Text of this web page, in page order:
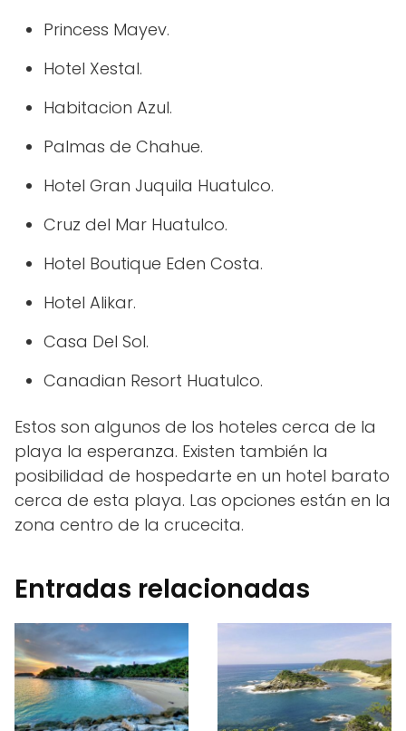
Princess Mayev.
Hotel Xestal.
Habitacion Azul.
Palmas de Chahue.
Hotel Gran Juquila Huatulco.
Cruz del Mar Huatulco.
Hotel Boutique Eden Costa.
Hotel Alikar.
Casa Del Sol.
Canadian Resort Huatulco.
Estos son algunos de los hoteles cerca de la
playa la esperanza. Existen también la
posibilidad de hospedarte en un hotel barato
cerca de esta playa. Las opciones están en la
zona centro de la crucecita.
Entradas relacionadas